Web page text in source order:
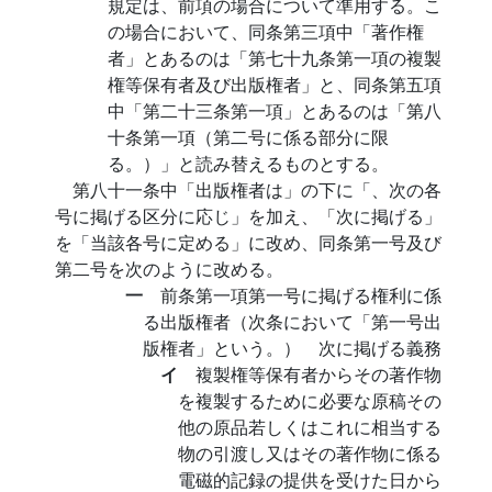
の場合において、同条第三項中「著作権
者」とあるのは「第七十九条第一項の複製
権等保有者及び出版権者」と、同条第五項
中「第二十三条第一項」とあるのは「第八
十条第一項（第二号に係る部分に限
る。）」と読み替えるものとする。
第八十一条中「出版権者は」の下に「、次の各
号に掲げる区分に応じ」を加え、「次に掲げる」
を「当該各号に定める」に改め、同条第一号及び
第二号を次のように改める。
一 前条第一項第一号に掲げる権利に係
る出版権者（次条において「第一号出
版権者」という。） 次に掲げる義務
イ 複製権等保有者からその著作物
を複製するために必要な原稿その
他の原品若しくはこれに相当する
物の引渡し又はその著作物に係る
電磁的記録の提供を受けた日から